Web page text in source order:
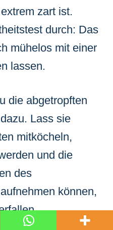
zart ist.
durch: Das
mühelos mit einer
lassen.
die abgetropften
Lass sie
mitköcheln,
und die
des
können,